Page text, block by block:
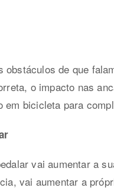
obstáculos de que
o impacto nas
em bicicleta para
vai aumentar a
vai aumentar a